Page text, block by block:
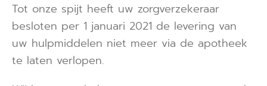
Tot onze spijt heeft uw zorgverzekeraar
besloten per 1 januari 2021 de levering van
uw hulpmiddelen niet meer via de apotheek
te laten verlopen.